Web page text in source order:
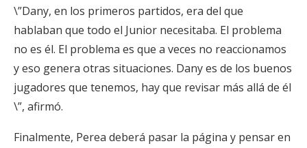
\”Dany, en los primeros partidos, era del que
hablaban que todo el Junior necesitaba. El problema
no es él. El problema es que a veces no reaccionamos
y eso genera otras situaciones. Dany es de los buenos
jugadores que tenemos, hay que revisar más allá de él
\”, afirmó.
Finalmente, Perea deberá pasar la página y pensar en